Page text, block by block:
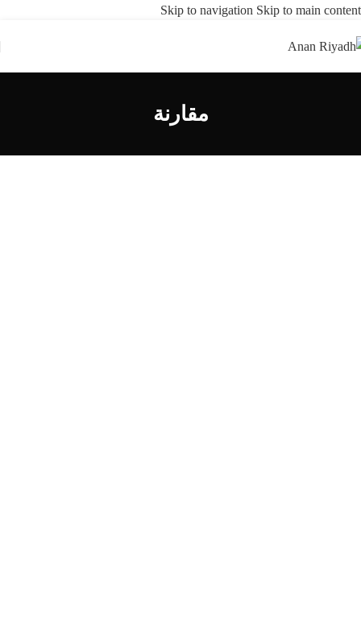
Skip to navigation Skip to main content
مقارنة